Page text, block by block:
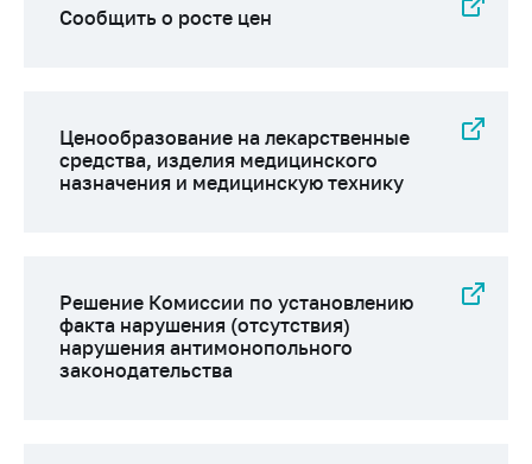
Сообщить о росте цен
Ценообразование на лекарственные
средства, изделия медицинского
назначения и медицинскую технику
Решение Комиссии по установлению
факта нарушения (отсутствия)
нарушения антимонопольного
законодательства